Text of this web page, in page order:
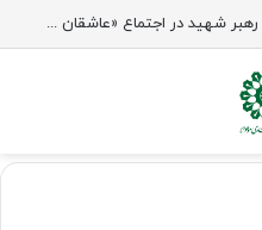
شیخ نعیم قاسم: راه امام حسین(ع) تا ظهور ادامه دارد؛ مقاومت از کربلا الهام می‌گیرد